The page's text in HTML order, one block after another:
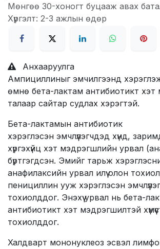
Мөнгөө 30-хоногт буцааж авах
Хүргэлт: 2-3 ажлын өдөр
Анхааруулга
Ампициллиныг эмчилгээнд
өмнө бета-лактам антибиотикт
талаар сайтар судлах хэрэгтэй.
Бета-лактамын антибиотик
хэрэглэсэн эмчлүүлэгчдэд хүнд,
хүргэхүйц хэт мэдрэгшлийн урвал
бүртгэгдсэн. Эмийг тарьж
анафилаксийн урвал илүү олон
пенициллин ууж хэрэглэсэн
тохиолддог. Энэхүү урвал нь бета-
антибиотикт хэт мэдрэгшилтэй
тохиолддог.
Халдварт мононуклеоз эсвэл